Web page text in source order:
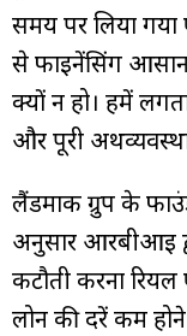
समय पर लिया
से फाइनेंसिंग आसान
क्यों न हो। हमें
और पूरी
लैंडमार्क ग्रुप के
अनुसार आरबीआई
कटौती करना
लोन की दरें कम